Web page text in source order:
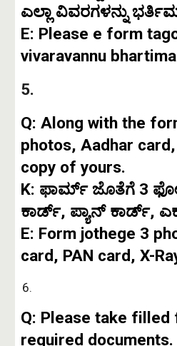
ಎಲ್ಲಾ ವಿವರಗಳನ್ನು
E: Please e form
vivaravannu
5.
Q: Along with the
photos, Aadhar
copy of yours.
K: ಫಾರ್ಮ್ ಜೊತೆಗೆ 3
ಕಾರ್ಡ್, ಪ್ಯಾನ್ ಕಾರ್ಡ್,
E: Form jothege 3
card, PAN card, X-
Q: Please take filled
required documents.